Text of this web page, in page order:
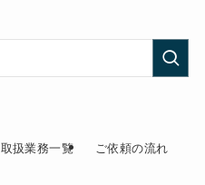
取扱業務一覧 ご依頼の流れ